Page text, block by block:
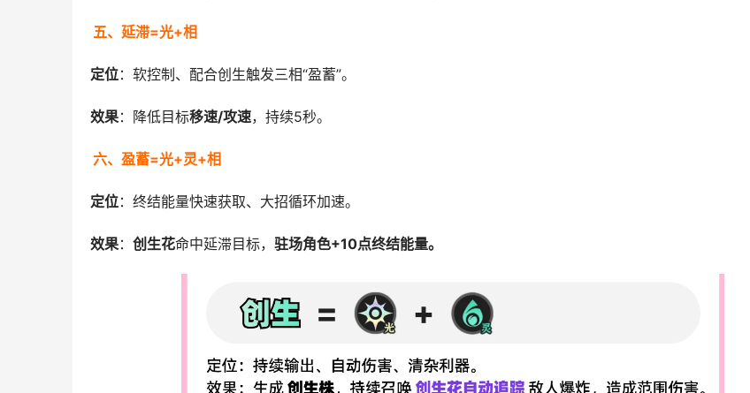
五、延滞=光+相
定位：软控制、配合创生触发三相“盈蓄”。
效果：降低目标移速/攻速，持续5秒。
六、盈蓄=光+灵+相
定位：终结能量快速获取、大招循环加速。
效果： 创生花命中延滞目标， 驻场角色+10点终结能量。